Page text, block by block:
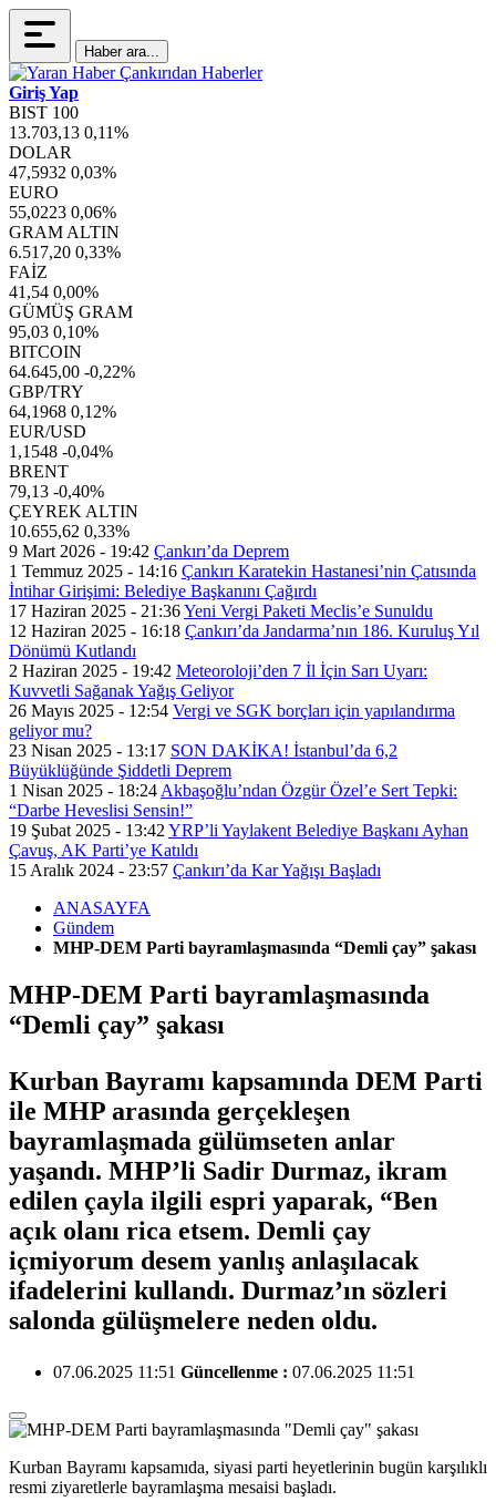
Haber ara...
Giriş Yap
BIST 100
13.703,13 0,11%
DOLAR
47,5932 0,03%
EURO
55,0223 0,06%
GRAM ALTIN
6.517,20 0,33%
FAİZ
41,54 0,00%
GÜMÜŞ GRAM
95,03 0,10%
BITCOIN
64.645,00 -0,22%
GBP/TRY
64,1968 0,12%
EUR/USD
1,1548 -0,04%
BRENT
79,13 -0,40%
ÇEYREK ALTIN
10.655,62 0,33%
9 Mart 2026 - 19:42 Çankırı’da Deprem
1 Temmuz 2025 - 14:16 Çankırı Karatekin Hastanesi’nin Çatısında
İntihar Girişimi: Belediye Başkanını Çağırdı
17 Haziran 2025 - 21:36Yeni Vergi Paketi Meclis’e Sunuldu
12 Haziran 2025 - 16:18 Çankırı’da Jandarma’nın 186. Kuruluş Yıl
Dönümü Kutlandı
2 Haziran 2025 - 19:42 Meteoroloji’den 7 İl İçin Sarı Uyarı:
Kuvvetli Sağanak Yağış Geliyor
26 Mayıs 2025 - 12:54 Vergi ve SGK borçları için yapılandırma
geliyor mu?
23 Nisan 2025 - 13:17 SON DAKİKA! İstanbul’da 6,2
Büyüklüğünde Şiddetli Deprem
1 Nisan 2025 - 18:24 Akbaşoğlu’ndan Özgür Özel’e Sert Tepki:
“Darbe Heveslisi Sensin!”
19 Şubat 2025 - 13:42 YRP’li Yaylakent Belediye Başkanı Ayhan
Çavuş, AK Parti’ye Katıldı
15 Aralık 2024 - 23:57 Çankırı’da Kar Yağışı Başladı
ANASAYFA
Gündem
MHP-DEM Parti bayramlaşmasında “Demli çay” şakası
MHP-DEM Parti bayramlaşmasında
“Demli çay” şakası
Kurban Bayramı kapsamında DEM Parti
ile MHP arasında gerçekleşen
bayramlaşmada gülümseten anlar
yaşandı. MHP’li Sadir Durmaz, ikram
edilen çayla ilgili espri yaparak, “Ben
açık olanı rica etsem. Demli çay
içmiyorum desem yanlış anlaşılacak
ifadelerini kullandı. Durmaz’ın sözleri
salonda gülüşmelere neden oldu.
07.06.2025 11:51 Güncellenme : 07.06.2025 11:51
Kurban Bayramı kapsamıda, siyasi parti heyetlerinin bugün karşılıklı
resmi ziyaretlerle bayramlaşma mesaisi başladı.